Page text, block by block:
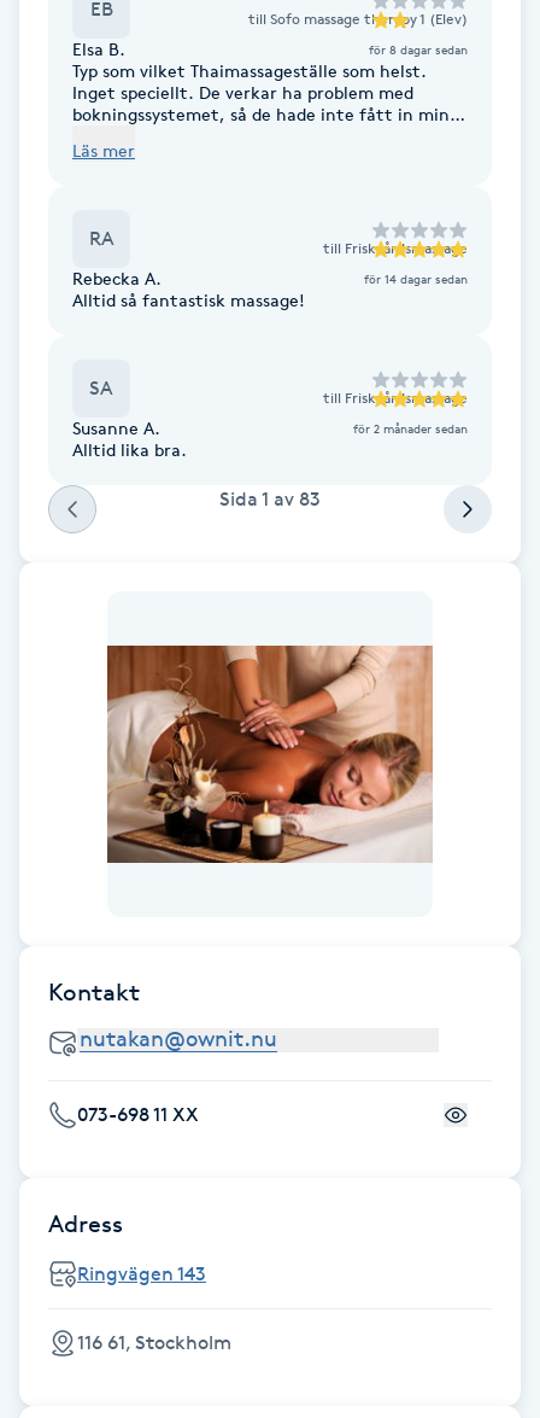
Face framing
Faceliftmassage
Fet hårbotten
Fettreducering
Fotmassage
Fotsvamp
Fransborttagning
Fransfärgning
Fransförlängning Volym
Fransk manikyr
Fransrengöring
Frekvensterapi
Friskvård
EB till Sofo massage therapy 1 (Elev)
Elsa B. för 8 dagar sedan
Typ som vilket Thaimassageställe som helst.
Inget speciellt. De verkar ha problem med
bokningssystemet, så de hade inte fått in min
kom.
Läs mer
RA till Friskvårdsmassage
Rebecka A. för 14 dagar sedan
Alltid så fantastisk massage!
SA till Friskvårdsmassage
Susanne A. för 2 månader sedan
Alltid lika bra.
Sida 1 av 83
Kontakt
073-698 11 XX
Adress
Ringvägen 143
116 61, Stockholm